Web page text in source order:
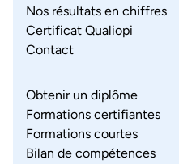
Nos résultats en chiffres
Certificat Qualiopi
Contact
Obtenir un diplôme
Formations certifiantes
Formations courtes
Bilan de compétences